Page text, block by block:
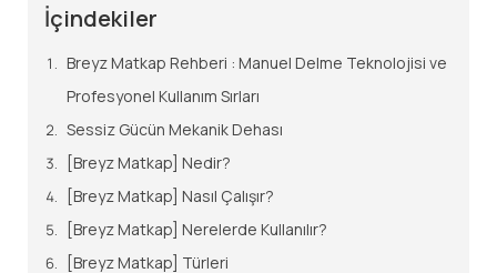
İçindekiler
Breyz Matkap Rehberi : Manuel Delme Teknolojisi ve
Profesyonel Kullanım Sırları
Sessiz Gücün Mekanik Dehası
[Breyz Matkap] Nedir?
[Breyz Matkap] Nasıl Çalışır?
[Breyz Matkap] Nerelerde Kullanılır?
[Breyz Matkap] Türleri